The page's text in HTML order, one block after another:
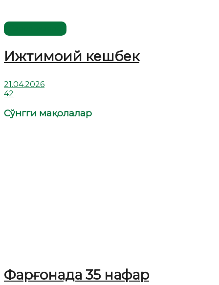
Ижтимоий кешбек
21.04.2026
42
Сўнгги мақолалар
Фарғонада 35 нафар